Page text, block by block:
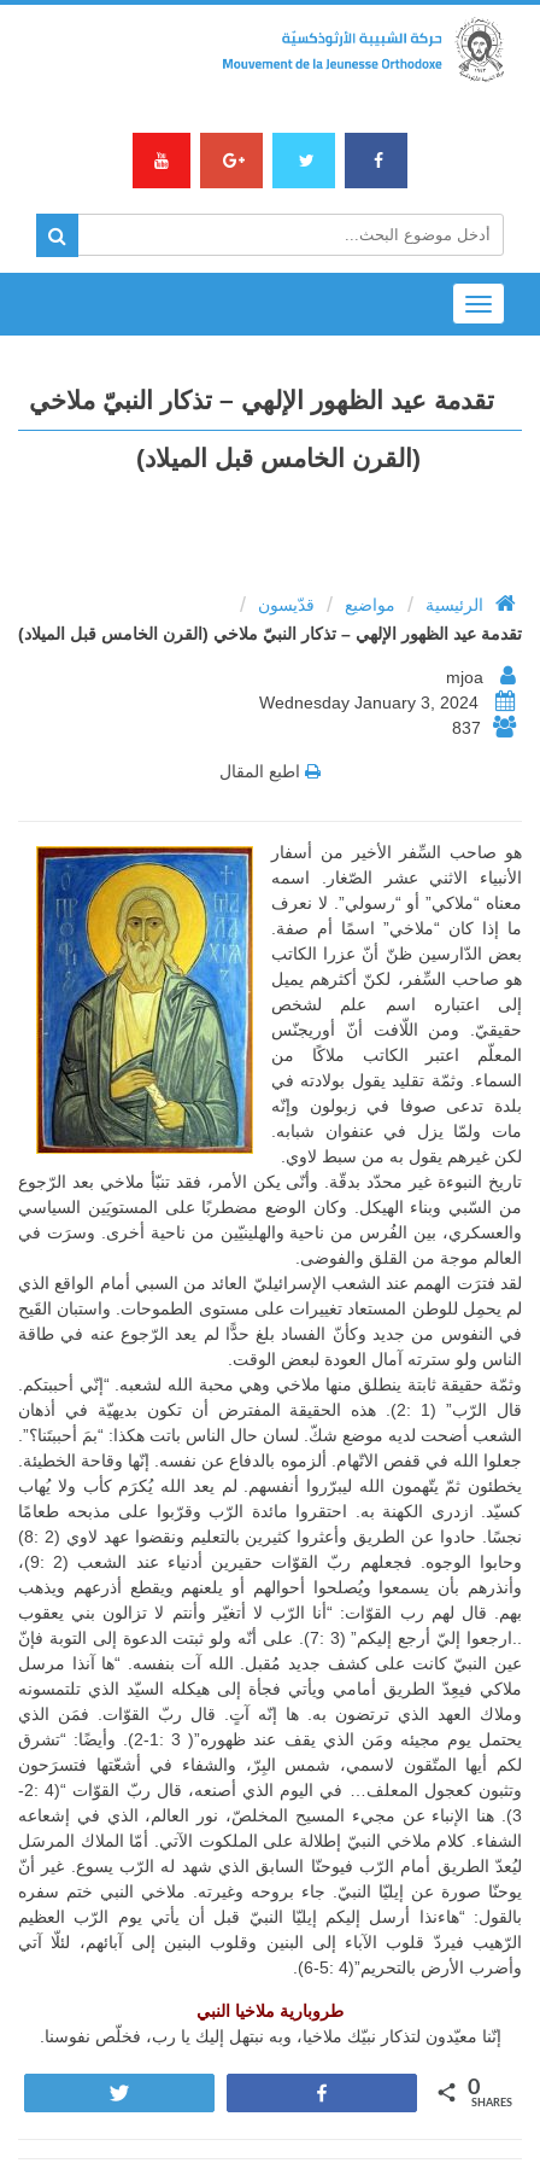
Toggle
navigation
تقدمة عيد الظهور الإلهي – تذكار النبيّ ملاخي
(القرن الخامس قبل الميلاد)
الرئيسية / مواضيع / قدّيسون /
تقدمة عيد الظهور الإلهي – تذكار النبيّ ملاخي (القرن الخامس قبل الميلاد)
837
اطبع المقال
هو صاحب السِّفر الأخير من أسفار
الأنبياء الاثني عشر الصّغار. اسمه
معناه “ملاكي” أو “رسولي”. لا نعرف
ما إذا كان “ملاخي” اسمًا أم صفة.
بعض الدّارسين ظنّ أنّ عزرا الكاتب
هو صاحب السِّفر، لكنّ أكثرهم يميل
إلى اعتباره اسم علم لشخص
حقيقيّ. ومن اللّافت أنّ أوريجنّس
المعلّم اعتبر الكاتب ملاكًا من
السماء. وثمّة تقليد يقول بولادته في
بلدة تدعى صوفا في زبولون وإنّه
مات ولمّا يزل في عنفوان شبابه.
لكن غيرهم يقول به من سبط لاوي.
تاريخ النبوءة غير محدّد بدقّة. وأنّى يكن الأمر، فقد تنبّأ ملاخي بعد الرّجوع
من السّبي وبناء الهيكل. وكان الوضع مضطربًا على المستويَين السياسي
والعسكري، بين الفُرس من ناحية والهلينيّين من ناحية أخرى. وسرَت في
العالم موجة من القلق والفوضى.
لقد فترَت الهمم عند الشعب الإسرائيليّ العائد من السبي أمام الواقع الذي
لم يحمِل للوطن المستعاد تغييرات على مستوى الطموحات. واستبان القَيح
في النفوس من جديد وكأنّ الفساد بلغ حدًّا لم يعد الرّجوع عنه في طاقة
الناس ولو سترته آمال العودة لبعض الوقت.
وثمّة حقيقة ثابتة ينطلق منها ملاخي وهي محبة الله لشعبه. “إنّي أحببتكم.
قال الرّب” (1 :2). هذه الحقيقة المفترض أن تكون بديهيّة في أذهان
الشعب أضحت لديه موضع شكّ. لسان حال الناس باتت هكذا: “بمَ أحببتَنا؟”.
جعلوا الله في قفص الاتّهام. ألزموه بالدفاع عن نفسه. إنّها وقاحة الخطيئة.
يخطئون ثمّ يتّهمون الله ليبرّروا أنفسهم. لم يعد الله يُكرَم كأب ولا يُهاب
كسيّد. ازدرى الكهنة به. احتقروا مائدة الرّب وقرّبوا على مذبحه طعامًا
نجسًا. حادوا عن الطريق وأعثروا كثيرين بالتعليم ونقضوا عهد لاوي (2 :8)
وحابوا الوجوه. فجعلهم ربّ القوّات حقيرين أدنياء عند الشعب (2 :9)،
وأنذرهم بأن يسمعوا ويُصلحوا أحوالهم أو يلعنهم ويقطع أذرعهم ويذهب
بهم. قال لهم رب القوّات: “أنا الرّب لا أتغيّر وأنتم لا تزالون بني يعقوب
..ارجعوا إليّ أرجع إليكم” (3 :7). على أنّه ولو ثبتت الدعوة إلى التوبة فإنّ
عين النبيّ كانت على كشف جديد مُقبل. الله آت بنفسه. “ها آنذا مرسل
ملاكي فيعِدّ الطريق أمامي ويأتي فجأة إلى هيكله السيّد الذي تلتمسونه
وملاك العهد الذي ترتضون به. ها إنّه آتٍ. قال ربّ القوّات. فمَن الذي
يحتمل يوم مجيئه ومَن الذي يقف عند ظهوره”( 3 :1-2). وأيضًا: “تشرق
لكم أيها المتّقون لاسمي، شمس البِرّ، والشفاء في أشعّتها فتسرَحون
وتثبون كعجول المعلف… في اليوم الذي أصنعه، قال ربّ القوّات “(4 :2-
3). هنا الإنباء عن مجيء المسيح المخلصّ، نور العالم، الذي في إشعاعه
الشفاء. كلام ملاخي النبيّ إطلالة على الملكوت الآتي. أمّا الملاك المرسَل
ليُعدّ الطريق أمام الرّب فيوحنّا السابق الذي شهد له الرّب يسوع. غير أنّ
يوحنّا صورة عن إيليّا النبيّ. جاء بروحه وغيرته. ملاخي النبي ختم سفره
بالقول: “هاءنذا أرسل إليكم إيليّا النبيّ قبل أن يأتي يوم الرّب العظيم
الرّهيب فيردّ قلوب الآباء إلى البنين وقلوب البنين إلى آبائهم، لئلّا آتي
وأضرب الأرض بالتحريم”(4 :5-6).
طروبارية ملاخيا النبي
إنّنا معيّدون لتذكار نبيّك ملاخيا، وبه نبتهل إليك يا رب، فخلّص نفوسنا.
0
SHARES